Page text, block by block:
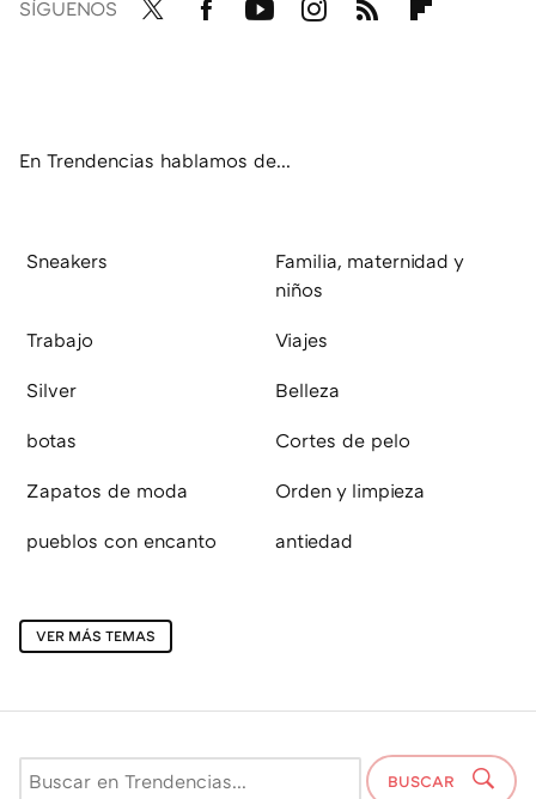
SÍGUENOS
En Trendencias hablamos de...
Sneakers
Familia, maternidad y
niños
Trabajo Viajes
Silver Belleza
botas Cortes de pelo
Zapatos de moda Orden y limpieza
pueblos con encanto antiedad
VER MÁS TEMAS
BUSCAR